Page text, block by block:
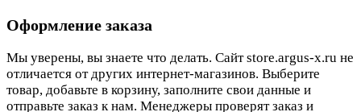
Оформление заказа
Мы уверены, вы знаете что делать. Сайт store.argus-x.ru не
отличается от других интернет-магазинов. Выберите
товар, добавьте в корзину, заполните свои данные и
отправьте заказ к нам. Менеджеры проверят заказ и